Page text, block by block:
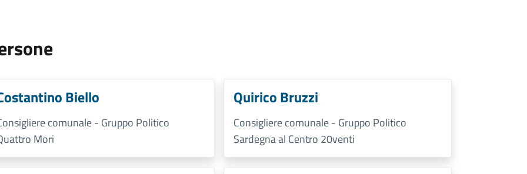
Biello
comunale - Gruppo Politico
Mori
Quirico Bruzzi
Consigliere comunale - Gruppo Politico
Sardegna al Centro 20venti